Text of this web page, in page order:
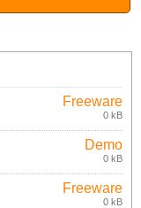
Freeware
0 kB
Demo
0 kB
Freeware
0 kB